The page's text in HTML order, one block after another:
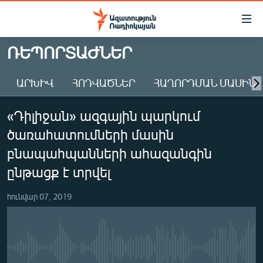
Մատչելիության
Անցնել
հիմնական
Անցնել
հիմնական
մենյուին
Որոնում
ԱԶԱՏՈՒԹՅՈՒՆ TV
ՀԱՅԱՍՏԱՆ
ԸՆՏՐՈՒԹՅՈՒՆՆԵՐ 2026
ԻՐԱՎՈՒՆՔ
ՀԱՍԱՐԱԿՈՒԹՅՈՒՆ
ՂԱՐԱԲԱՂ
ՌԵՊՈՐՏԱԺՆԵՐ
ԱՐԽԻՎ ՀՈԴՎԱԾՆԵՐ ՀԱՂՈՐԴՄԱՆ ՄԱՍԻՆ
«Դիլիջան» ազգային պարկում
ծառահատումների մասին
բնապահպանների ահազանգին
ընթացք է տրվել
հունվար 07, 2019